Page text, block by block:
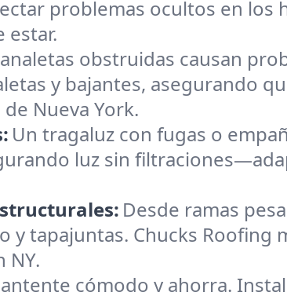
problemas ocultos en
estar.
obstruidas causan
y bajantes, asegurando
Nueva York.
Un tragaluz con fugas o
luz sin
Desde ramas
tapajuntas. Chucks Roofing
NY.
cómodo y ahorra.